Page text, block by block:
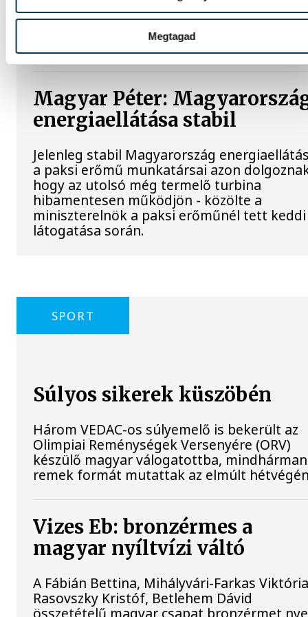
Megtagad
éhínséggel, ma pedig a klímaváltozás
extrém szárazságra hívja fel a figyelmet.
Elmeséljük a baljós kőtömb történetét.
Magyar Péter:
energiaellátása stabil
Jelenleg stabil Magyarország
a paksi erőmű munkatársai azon
hogy az utolsó még termelő turbina
hibamentesen működjön - közölte a
miniszterelnök a paksi erőműnél tett keddi
látogatása során.
SPORT
Súlyos sikerek küszöbén
Három VEDAC-os súlyemelő is bekerült az
Olimpiai Reménységek Versenyére (ORV)
készülő magyar válogatottba, mindhárman
remek formát mutattak az elmúlt
Vizes Eb: bronzérmes a
magyar nyíltvízi váltó
A Fábián Bettina, Mihályvári-Farkas
Rasovszky Kristóf, Betlehem Dávid
összetételű magyar csapat bronzérmet